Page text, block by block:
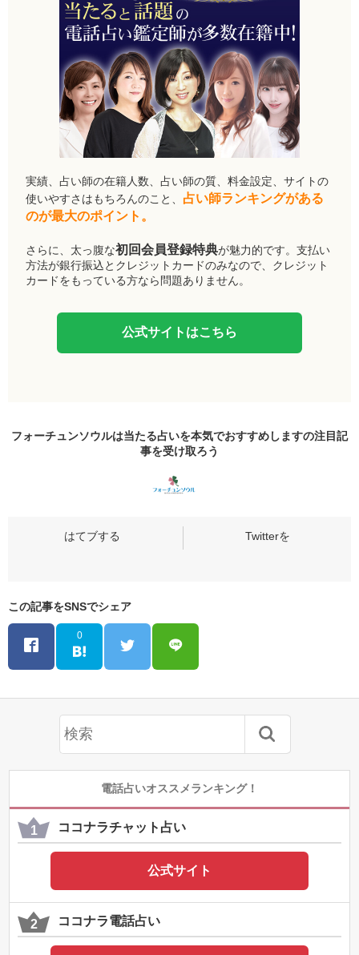
実績、占い師の在籍人数、占い師の質、料金設定、サイトの
使いやすさはもちろんのこと、 占い師ランキングがある
のが最大のポイント。
さらに、太っ腹な初回会員登録特典が魅力的です。支払い
方法が銀行振込とクレジットカードのみなので、クレジット
カードをもっている方なら問題ありません。
公式サイトはこちら
フォーチュンソウルは当たる占いを本気でおすすめしますの注目記
事を受け取ろう
この記事をSNSでシェア
0
電話占いオススメランキング！
ココナラチャット占い
公式サイト
ココナラ電話占い